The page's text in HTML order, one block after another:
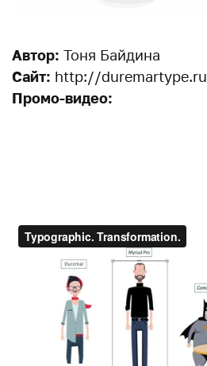
Автор: Тоня Байдина
Сайт: http://duremartype.ru
Промо-видео: